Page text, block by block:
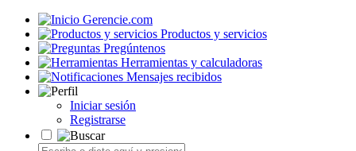
Gerencie.com
Productos y servicios
Pregúntenos
Herramientas y calculadoras
Mensajes recibidos
Iniciar sesión
Registrarse